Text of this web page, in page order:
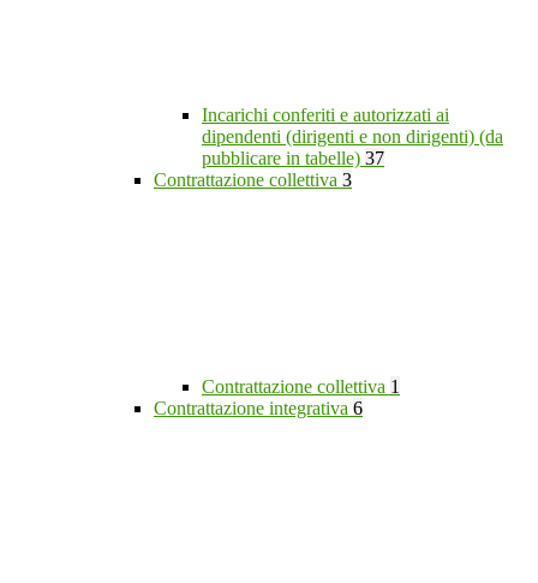
Incarichi conferiti e autorizzati ai
dipendenti (dirigenti e non dirigenti) (da
pubblicare in tabelle) 37
Contrattazione collettiva 3
Contrattazione collettiva 1
Contrattazione integrativa 6